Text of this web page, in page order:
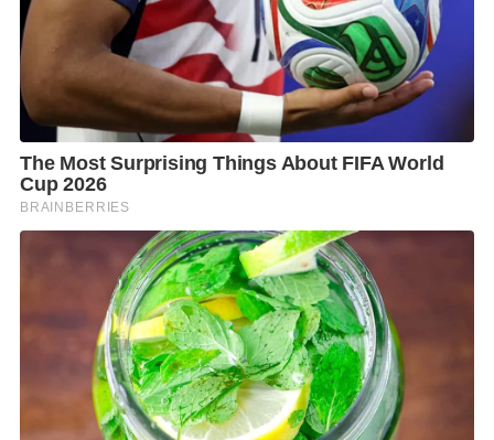
นอกจากนี้ ยังมองว่า ฝรั่งเศสมีบทบาทเป็นตัวแปรที่สาม
ในยุทธศาสตร์ถ่วงดุลของไทย เพราะเป็นมหาอำนาจที่มี
อิทธิพลทั้งด้านการทหาร เทคโนโลยี และมีบทบาทสำคัญ
ในภูมิภาคอินโด-แปซิฟิก การใกล้ชิดกับฝรั่งเศสจึง
สะท้อนว่า ไทยยังคงรักษาความยืดหยุ่นทางยุทธศาสตร์
และมีพื้นที่ในการต่อรองบนเวทีโลก
Macron ให้การต้อนรับนายกรัฐมนตรีไทยอย่างเป็น
ทางการ มีความหมายมากกว่าการเยือนทั่วไป เพราะเป็น
สัญญาณว่า ไทยกำลังกลับมาเชื่อมโยงกับโลกตะวันตกอีก
ครั้ง ซึ่งส่งผลเชิงบวกต่อความเชื่อมั่นของนักลงทุน การ
ท่องเที่ยว และบทบาทของไทยในเวทีระหว่างประเทศ
ขณะเดียวกัน ฝรั่งเศสยังถือเป็นมหาอำนาจด้านวัฒนธรรม